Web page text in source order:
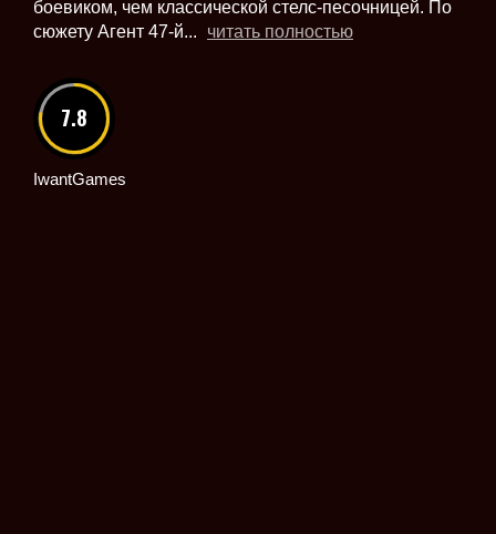
боевиком, чем классической стелс-песочницей. По
сюжету Агент 47-й...
читать полностью
7.8
IwantGames